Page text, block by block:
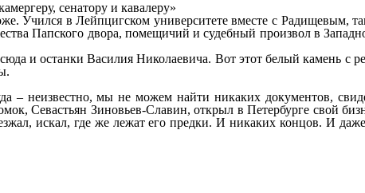
сенатору и кавалеру»
Учился в Лейпцигском университете вместе с Радищевым,
Папского двора, помещичий и судебный произвол в
и останки Василия Николаевича. Вот этот белый камень с
– неизвестно, мы не можем найти никаких документов,
Севастьян Зиновьев-Славин, открыл в Петербурге свой
искал, где же лежат его предки. И никаких концов. И